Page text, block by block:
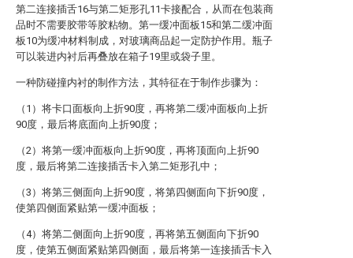
第二连接插舌16与第二矩形孔11卡接配合，从而在包装商
品时不需要胶带等胶粘物。第一缓冲面板15和第二缓冲面
板10为缓冲材料制成，对玻璃商品起一定防护作用。瓶子
可以装进内衬后再叠放在箱子19里或袋子里。
一种防碰撞内衬的制作方法，其特征在于制作步骤为：
（1）将卡口面板向上折90度，再将第二缓冲面板向上折
90度，最后将底面向上折90度；
（2）将第一缓冲面板向上折90度，再将顶面向上折90
度，最后将第二连接插舌卡入第二矩形孔中；
（3）将第三侧面向上折90度，将第四侧面向下折90度，
使第四侧面紧贴第一缓冲面板；
（4）将第二侧面向上折90度，再将第五侧面向下折90
度，使第五侧面紧贴第四侧面，最后将第一连接插舌卡入